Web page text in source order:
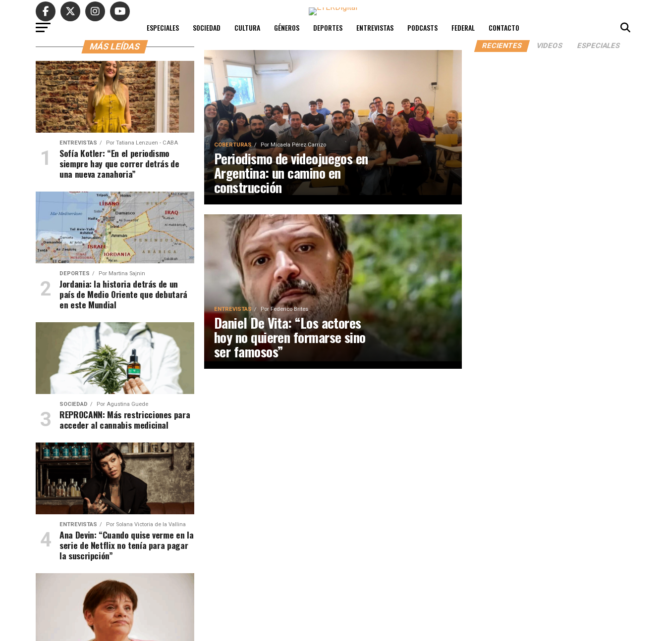
ESPECIALES SOCIEDAD CULTURA GÉNEROS DEPORTES ENTREVISTAS PODCASTS FEDERAL CONTACTO
COBERTURAS Por Micaela Pérez Carrizo
Periodismo de videojuegos en
Argentina: un camino en
construcción
ENTREVISTAS Por Federico Brites
Daniel De Vita: “Los actores
hoy no quieren formarse sino
ser famosos”
MÁS LEÍDAS
ENTREVISTAS Por Tatiana Lenzuen - CABA
Sofía Kotler: “En el periodismo
siempre hay que correr detrás de
una nueva zanahoria”
DEPORTES Por Martina Sajnin
Jordania: la historia detrás de un
país de Medio Oriente que debutará
en este Mundial
SOCIEDAD Por Agustina Guede
REPROCANN: Más restricciones para
acceder al cannabis medicinal
ENTREVISTAS Por Solana Victoria de la Vallina
Ana Devin: “Cuando quise verme en la
serie de Netflix no tenía para pagar
la suscripción”
RECIENTES VIDEOS ESPECIALES